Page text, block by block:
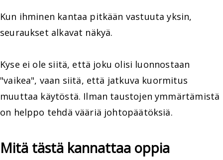
Kun ihminen kantaa pitkään vastuuta yksin,
seuraukset alkavat näkyä.
Kyse ei ole siitä, että joku olisi luonnostaan
"vaikea", vaan siitä, että jatkuva kuormitus
muuttaa käytöstä. Ilman taustojen ymmärtämistä
on helppo tehdä vääriä johtopäätöksiä.
Mitä tästä kannattaa oppia